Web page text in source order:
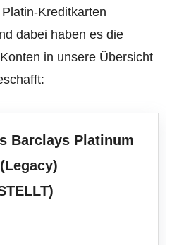
Kreditkarten
dabei haben es die
in unsere Übersicht
Barclays Platinum